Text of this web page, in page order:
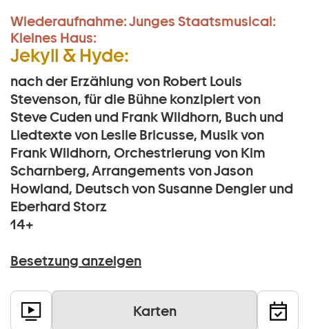
Wiederaufnahme:Junges Staatsmusical:
Kleines Haus:
Jekyll & Hyde:
nach der Erzählung von Robert Louis
Stevenson, für die Bühne konzipiert von
Steve Cuden und Frank Wildhorn, Buch und
Liedtexte von Leslie Bricusse, Musik von
Frank Wildhorn, Orchestrierung von Kim
Scharnberg, Arrangements von Jason
Howland, Deutsch von Susanne Dengler und
Eberhard Storz
14+
Besetzung anzeigen
Karten